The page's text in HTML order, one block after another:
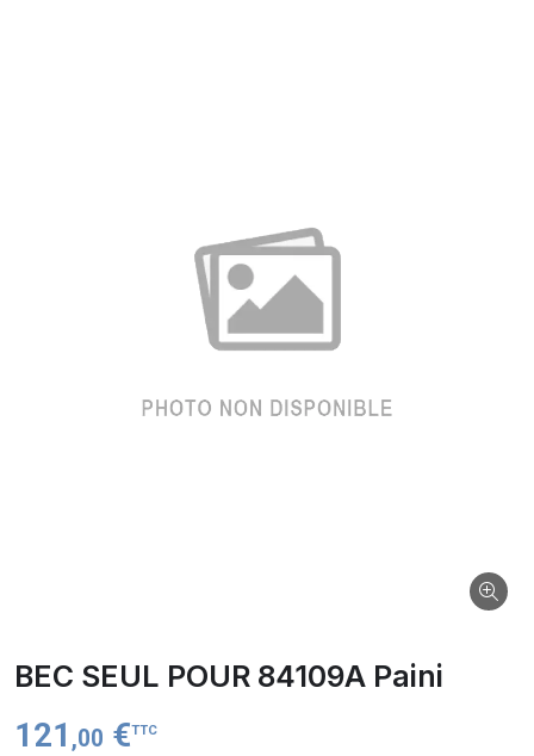
BEC SEUL POUR 84109A Paini
121 ,00 €TTC